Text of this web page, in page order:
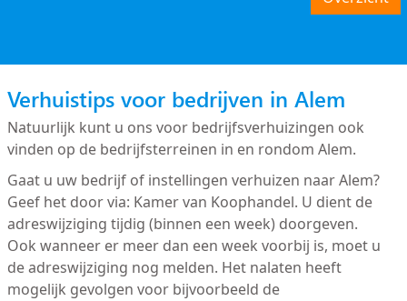
Verhuistips voor bedrijven in Alem
Natuurlijk kunt u ons voor bedrijfsverhuizingen ook
vinden op de bedrijfsterreinen in en rondom Alem.
Gaat u uw bedrijf of instellingen verhuizen naar Alem?
Geef het door via: Kamer van Koophandel. U dient de
adreswijziging tijdig (binnen een week) doorgeven.
Ook wanneer er meer dan een week voorbij is, moet u
de adreswijziging nog melden. Het nalaten heeft
mogelijk gevolgen voor bijvoorbeeld de